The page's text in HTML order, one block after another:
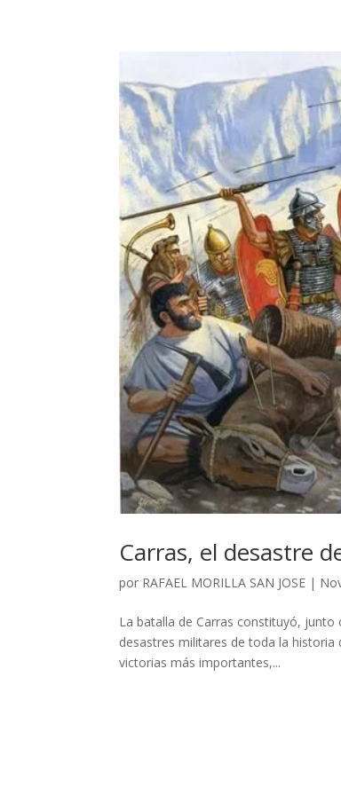
Carras, el desastre
por RAFAEL MORILLA SAN JOSE |
La batalla de Carras constituyó,
desastres militares de toda la
victorias más importantes,...